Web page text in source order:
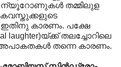
ന്യൂറോണുകൾ തമ്മിലുള
കാരണം. പക്ഷേ
laughter)യ്ക്ക് തലച്ചോറിലെ
തന്നെ കാരണം.